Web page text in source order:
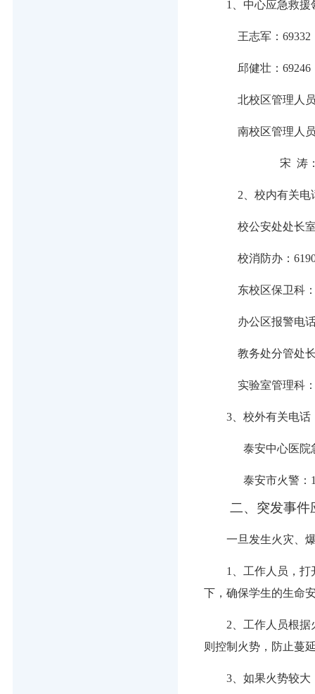
1、 中心应急救援
王志军： 69332
邱健壮： 69246
北校区管理人
南校区管理人
宋 涛
2、 校内有关电
校公安处处长
校消防办：
东校区保卫科
办公区报警电
教务处分管处
实验室管理科
3、 校外有关电话
泰安中心医院
泰安市火警：
二、突发事件
一旦发生火灾、
1、 工作人员，打
下，确保学生的生命
2、 工作人员根据
则控制火势，防止蔓
3、 如果火势较大